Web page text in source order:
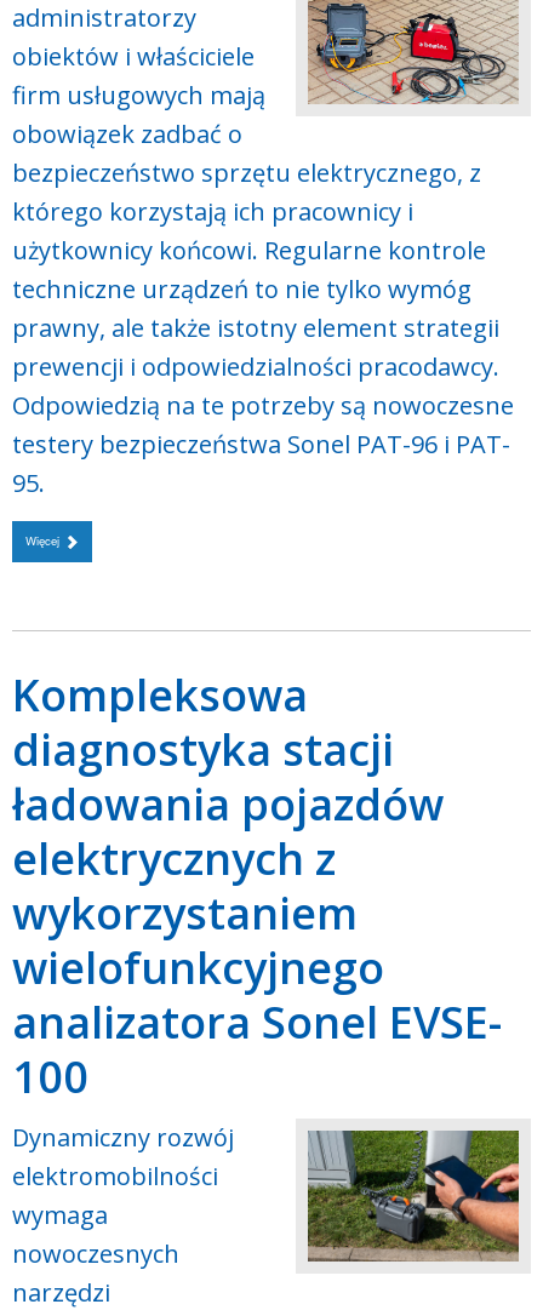
administratorzy
obiektów i właściciele
firm usługowych mają
obowiązek zadbać o
bezpieczeństwo sprzętu elektrycznego, z
którego korzystają ich pracownicy i
użytkownicy końcowi. Regularne kontrole
techniczne urządzeń to nie tylko wymóg
prawny, ale także istotny element strategii
prewencji i odpowiedzialności pracodawcy.
Odpowiedzią na te potrzeby są nowoczesne
testery bezpieczeństwa Sonel PAT-96 i PAT-
95.
Więcej
Kompleksowa
diagnostyka stacji
ładowania pojazdów
elektrycznych z
wykorzystaniem
wielofunkcyjnego
analizatora Sonel EVSE-
100
Dynamiczny rozwój
elektromobilności
wymaga
nowoczesnych
narzędzi